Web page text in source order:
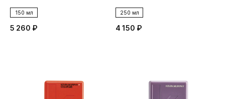
150 мл
5 260 ₽
250 мл
4 150 ₽